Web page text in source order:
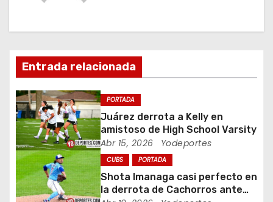
c
ó
n
d
e
e
Entrada relacionada
PORTADA
Juárez derrota a Kelly en
amistoso de High School Varsity
Abr 15, 2026 Yodeportes
CUBS PORTADA
Shota Imanaga casi perfecto en
la derrota de Cachorros ante